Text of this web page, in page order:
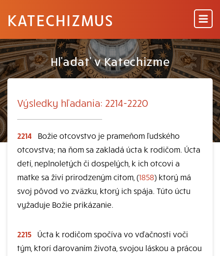
KATECHIZMUS
Hľadať v Katechizme
Výsledky hľadania: 2214-2220
2214
Božie otcovstvo je prameňom ľudského
otcovstva; na ňom sa zakladá úcta k rodičom. Úcta
detí, neplnoletých či dospelých, k ich otcovi a
matke sa živí prirodzeným citom, (1858) ktorý má
svoj pôvod vo zväzku, ktorý ich spája. Túto úctu
vyžaduje Božie prikázanie.
2215
Úcta k rodičom spočíva vo vďačnosti voči
tým, ktorí darovaním života, svojou láskou a prácou